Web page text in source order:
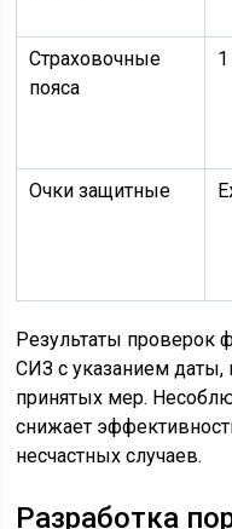
Страховочные
пояса
Очки защитные
Результаты проверок
СИЗ с указанием
принятых мер.
снижает
несчастных случаев.
Разработка